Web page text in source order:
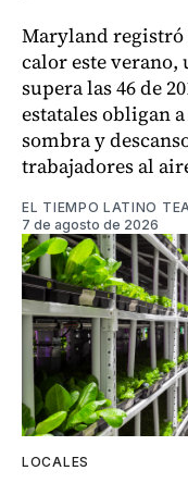
Maryland registró
calor este verano,
supera las 46 de
estatales obligan
sombra y
trabajadores al
EL TIEMPO LATINO
7 de agosto de 2026
LOCALES